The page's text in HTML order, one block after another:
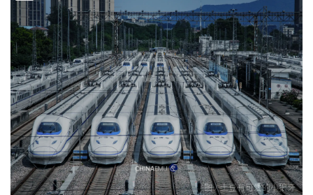
图 / 土豆有可爱的小狼牙